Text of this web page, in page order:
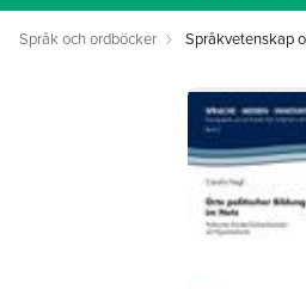
Språk och ordböcker Språkvetenskap